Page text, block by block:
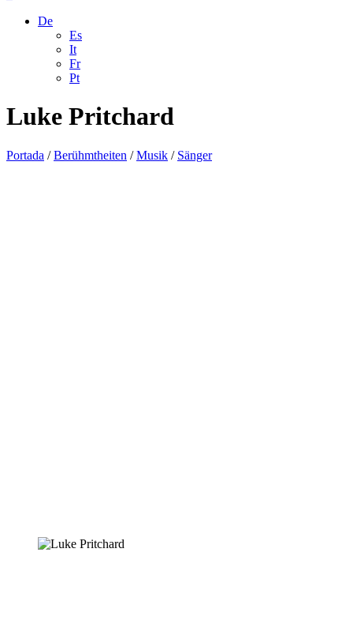
De
Es
It
Fr
Pt
Luke Pritchard
Portada /Berühmtheiten /Musik / Sänger